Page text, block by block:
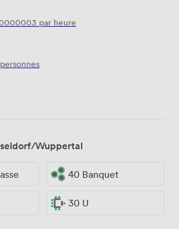
par heure
Wuppertal
40 Banquet
30 U